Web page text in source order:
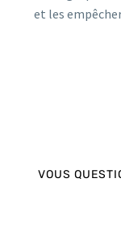
et les
VOUS